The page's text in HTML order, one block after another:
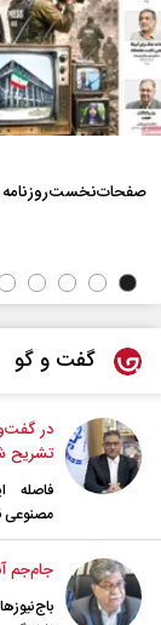
صفحات‌نخست‌روزنامه ها‌ی
گفت و گو
در
تشریح
فاصله
مصنوعی
جام‌جم